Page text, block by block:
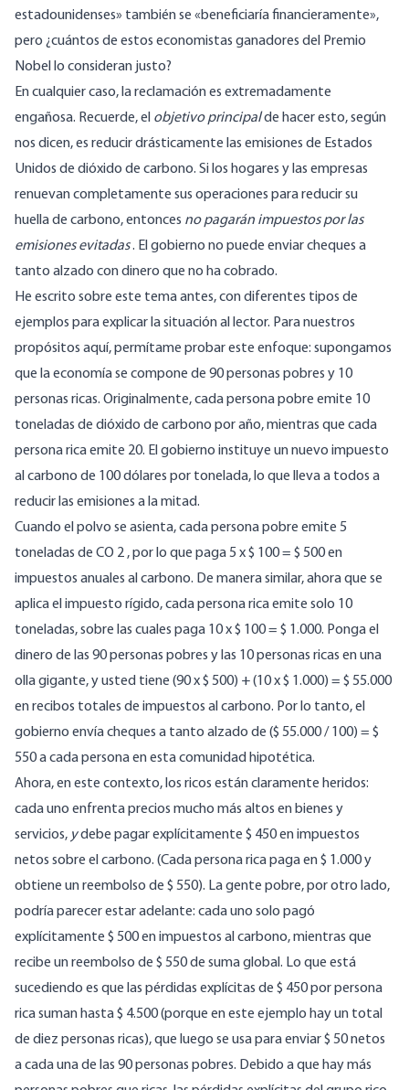
estadounidenses» también se «beneficiaría financieramente»,
pero ¿cuántos de estos economistas ganadores del Premio
Nobel lo consideran justo?
En cualquier caso, la reclamación es extremadamente
engañosa. Recuerde, el objetivo principalde hacer esto, según
nos dicen, es reducir drásticamente las emisiones de Estados
Unidos de dióxido de carbono. Si los hogares y las empresas
renuevan completamente sus operaciones para reducir su
huella de carbono, entonces no pagarán impuestos por las
emisiones evitadas. El gobierno no puede enviar cheques a
tanto alzado con dinero que no ha cobrado.
He escrito sobre este tema antes, con diferentes tipos de
ejemplos para explicar la situación al lector. Para nuestros
propósitos aquí, permítame probar este enfoque: supongamos
que la economía se compone de 90 personas pobres y 10
personas ricas. Originalmente, cada persona pobre emite 10
toneladas de dióxido de carbono por año, mientras que cada
persona rica emite 20. El gobierno instituye un nuevo impuesto
al carbono de 100 dólares por tonelada, lo que lleva a todos a
reducir las emisiones a la mitad.
Cuando el polvo se asienta, cada persona pobre emite 5
toneladas de CO 2 , por lo que paga 5 x $ 100 = $ 500 en
impuestos anuales al carbono. De manera similar, ahora que se
aplica el impuesto rígido, cada persona rica emite solo 10
toneladas, sobre las cuales paga 10 x $ 100 = $ 1.000. Ponga el
dinero de las 90 personas pobres y las 10 personas ricas en una
olla gigante, y usted tiene (90 x $ 500) + (10 x $ 1.000) = $ 55.000
en recibos totales de impuestos al carbono. Por lo tanto, el
gobierno envía cheques a tanto alzado de ($ 55.000 / 100) = $
550 a cada persona en esta comunidad hipotética.
Ahora, en este contexto, los ricos están claramente heridos:
cada uno enfrenta precios mucho más altos en bienes y
servicios, ydebe pagar explícitamente $ 450 en impuestos
netos sobre el carbono. (Cada persona rica paga en $ 1.000 y
obtiene un reembolso de $ 550). La gente pobre, por otro lado,
podría parecer estar adelante: cada uno solo pagó
explícitamente $ 500 en impuestos al carbono, mientras que
recibe un reembolso de $ 550 de suma global. Lo que está
sucediendo es que las pérdidas explícitas de $ 450 por persona
rica suman hasta $ 4.500 (porque en este ejemplo hay un total
de diez personas ricas), que luego se usa para enviar $ 50 netos
a cada una de las 90 personas pobres. Debido a que hay más